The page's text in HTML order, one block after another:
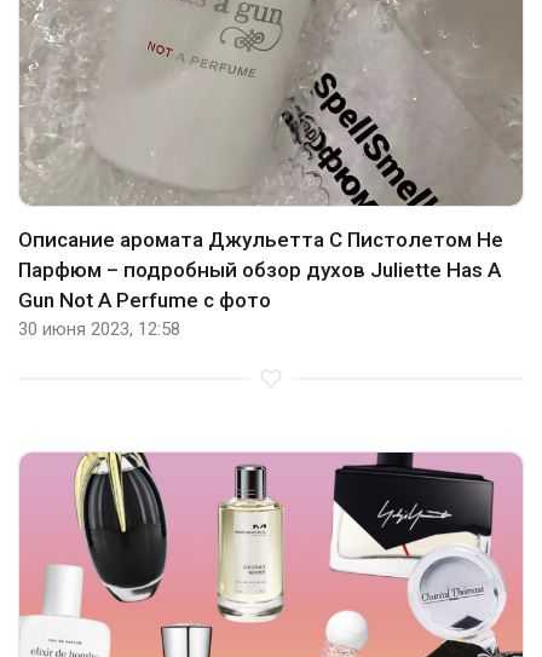
Описание аромата Джульетта С Пистолетом Не
Парфюм – подробный обзор духов Juliette Has A
Gun Not A Perfume с фото
30 июня 2023, 12:58